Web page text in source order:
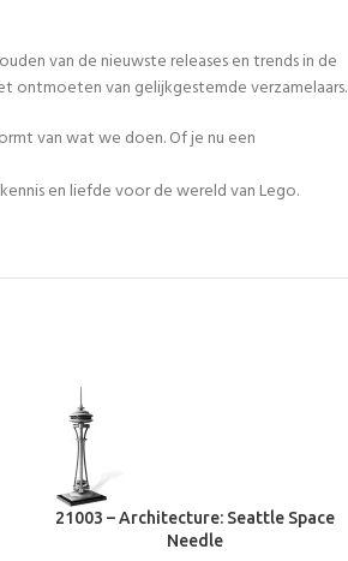
van de nieuwste releases en trends in de
ontmoeten van gelijkgestemde verzamelaars.
van wat we doen. Of je nu een
en liefde voor de wereld van Lego.
21003 – Architecture: Seattle Space
Needle